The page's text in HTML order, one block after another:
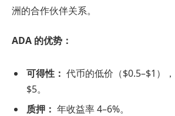
洲的合作伙伴关系。
ADA 的优势：
可得性： 代币的低价（$0.5–$1）
$5。
质押： 年收益率 4–6%。